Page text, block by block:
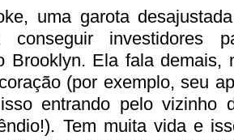
uma garota
investidores
Brooklyn. Ela fala demais,
(por exemplo, seu
entrando pelo vizinho
Tem muita vida e